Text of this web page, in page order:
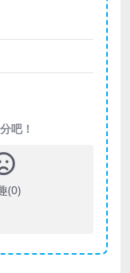
吧！
(0)